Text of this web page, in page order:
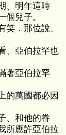
、明年這時
個兒子。
笑．那位說、
、亞伯拉罕也
著亞伯拉罕
的萬國都必因
、和他的眷
所應許亞伯拉